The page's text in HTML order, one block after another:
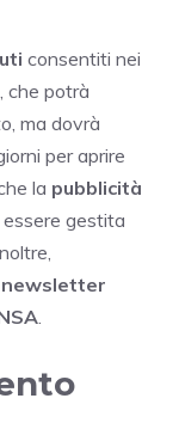
consentiti nei
che potrà
ma dovrà
per aprire
la pubblicità
gestita
newsletter
.